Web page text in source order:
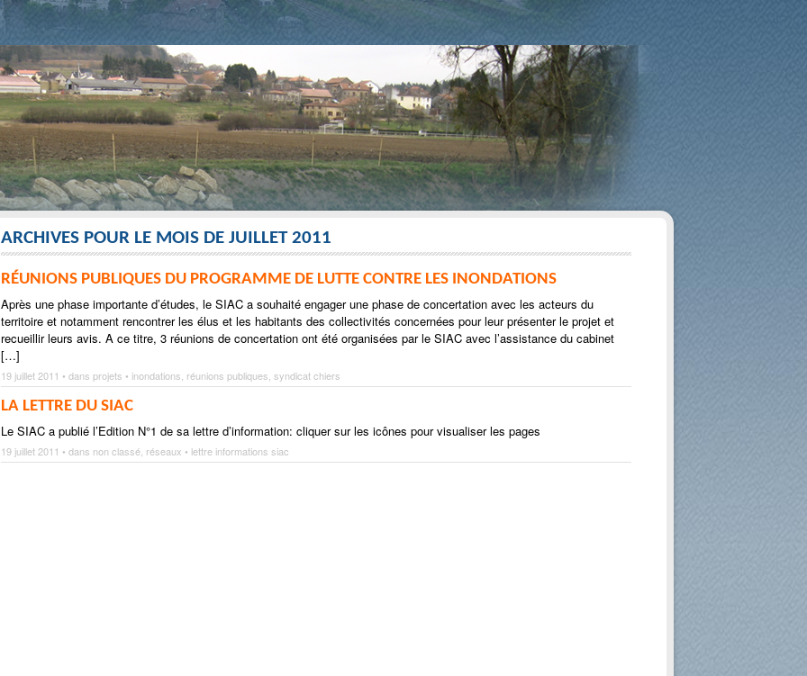
ARCHIVES POUR LE MOIS DE JUILLET 2011
RÉUNIONS PUBLIQUES DU PROGRAMME DE LUTTE CONTRE LES INONDATIONS
Après une phase importante d’études, le SIAC a souhaité engager une phase de concertation avec les acteurs du
territoire et notamment rencontrer les élus et les habitants des collectivités concernées pour leur présenter le projet et
recueillir leurs avis. A ce titre, 3 réunions de concertation ont été organisées par le SIAC avec l’assistance du cabinet
[…]
19 juillet 2011 • dans projets • inondations réunions publiques syndicat chiers
LA LETTRE DU SIAC
Le SIAC a publié l’Edition N°1 de sa lettre d’information: cliquer sur les icônes pour visualiser les pages
19 juillet 2011 • dans non classé, réseaux • lettre informations siac